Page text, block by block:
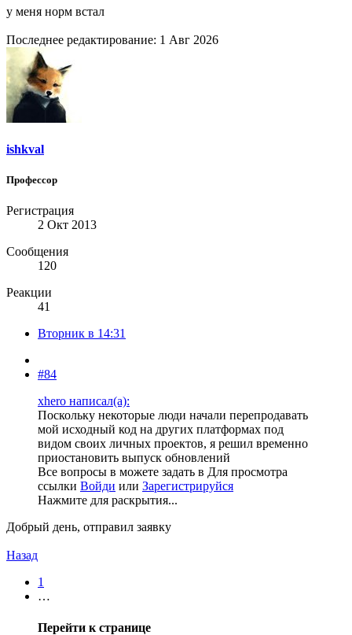
у меня норм встал
Последнее редактирование: 1 Авг 2026
ishkval
Профессор
Регистрация
2 Окт 2013
Сообщения
120
Реакции
41
Вторник в 14:31
#84
xhero написал(а):
Поскольку некоторые люди начали перепродавать
мой исходный код на других платформах под
видом своих личных проектов, я решил временно
приостановить выпуск обновлений
Все вопросы в можете задать в Для просмотра
ссылки Войди или Зарегистрируйся
Нажмите для раскрытия...
Добрый день, отправил заявку
Назад
1
…
Перейти к странице